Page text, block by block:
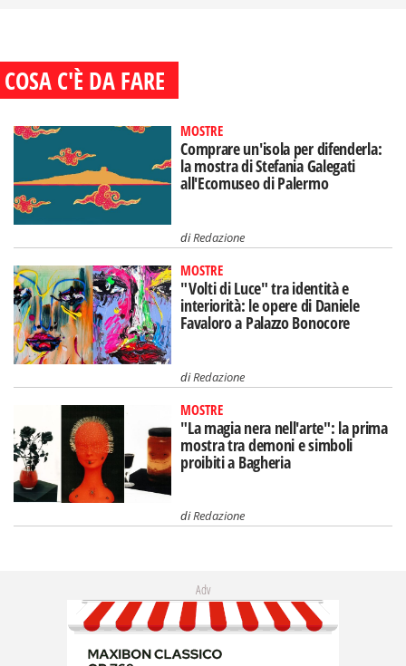
COSA C'È DA FARE
MOSTRE
Comprare un'isola per difenderla:
la mostra di Stefania Galegati
all'Ecomuseo di Palermo
diRedazione
MOSTRE
"Volti di Luce" tra identità e
interiorità: le opere di Daniele
Favaloro a Palazzo Bonocore
diRedazione
MOSTRE
"La magia nera nell'arte": la prima
mostra tra demoni e simboli
proibiti a Bagheria
diRedazione
Adv